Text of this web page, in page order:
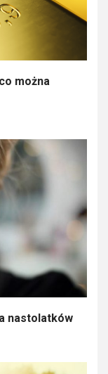
można
nastolatków